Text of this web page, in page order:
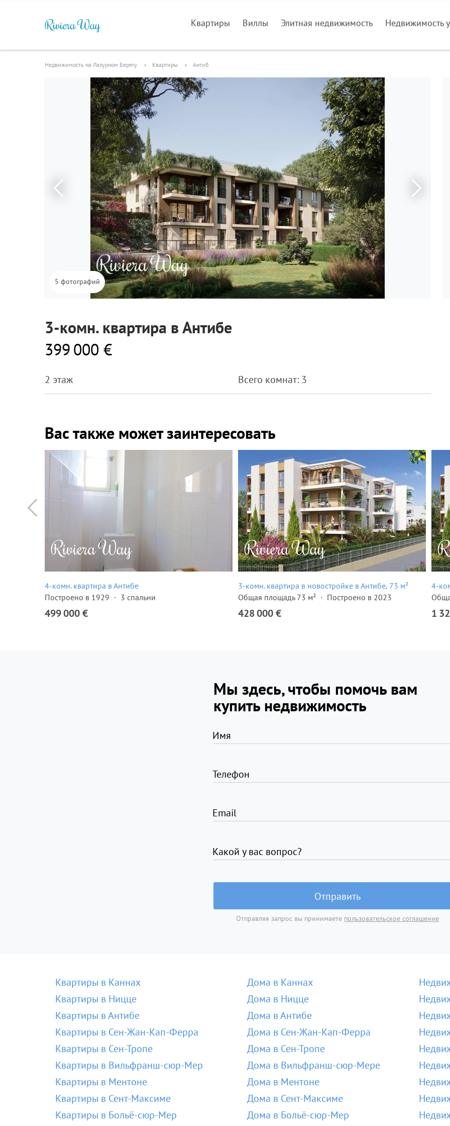
Квартиры Виллы Элитная недвижимость Недвижимость
Недвижимость на Лазурном Берегу Квартиры Антиб
5 фотографий
3-комн. квартира в Антибе
399 000 €
2 этаж Всего комнат: 3
Вас также может заинтересовать
4-комн. квартира в Антибе
Построено в 1929
3 спальни
499 000 €
3-комн. квартира в новостройке в Антибе, 73 м²
Общая площадь 73 м²
Построено в 2023
428 000 €
4-
1
Мы здесь, чтобы помочь вам
купить недвижимость
Имя
Телефон
Email
Какой у вас вопрос?
Отправить
Отправляя запрос вы принимаете пользовательское соглашение
Квартиры в Каннах
Квартиры в Ницце
Квартиры в Антибе
Квартиры в Сен-Жан-Кап-Ферра
Квартиры в Сен-Тропе
Квартиры в Вильфранш-сюр-Мер
Квартиры в Ментоне
Квартиры в Сент-Максиме
Квартиры в Больё-сюр-Мер
Дома в Каннах
Дома в Ницце
Дома в Антибе
Дома в Сен-Жан-Кап-Ферра
Дома в Сен-Тропе
Дома в Вильфранш-сюр-Мере
Дома в Ментоне
Дома в Сент-Максиме
Дома в Больё-сюр-Мер